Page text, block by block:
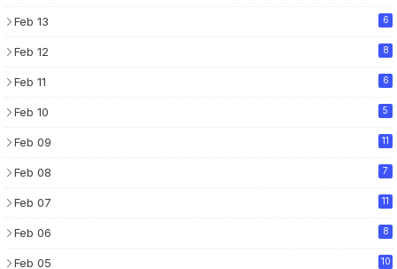
Feb 13 6
Feb 12 8
Feb 11 6
Feb 10 5
Feb 09 11
Feb 08 7
Feb 07 11
Feb 06 8
Feb 05 10